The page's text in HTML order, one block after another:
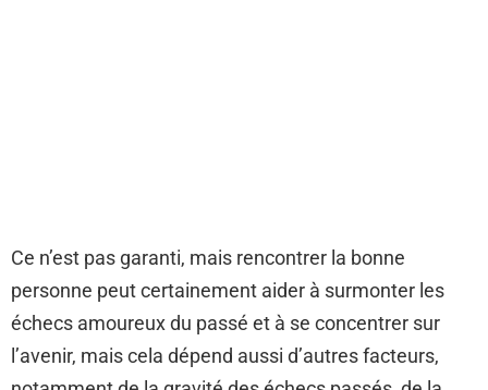
Ce n’est pas garanti, mais rencontrer la bonne
personne peut certainement aider à surmonter les
échecs amoureux du passé et à se concentrer sur
l’avenir, mais cela dépend aussi d’autres facteurs,